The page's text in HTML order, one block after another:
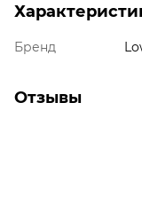
Бренд
Отзывы